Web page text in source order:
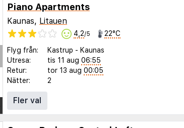
Piano Apartments
Kaunas, Litauen
4,2/5 22°C
Flyg från: Kastrup - Kaunas
Utresa:
tis 11 aug 06:55
Retur:
tor 13 aug 00:05
Nätter:
2
Fler val